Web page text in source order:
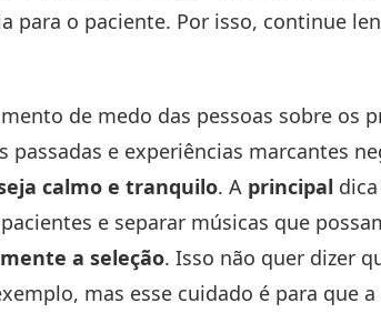
para o paciente. Por isso, continue
de medo das pessoas sobre os
e experiências marcantes
calmo e tranquilo. A principal
e separar músicas que
a seleção. Isso não quer dizer
mas esse cuidado é para que